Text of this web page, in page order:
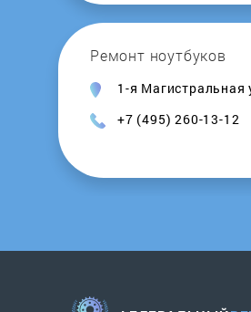
Ремонт ноутбуков
1-я Магистральная
+7 (495) 260-13-12